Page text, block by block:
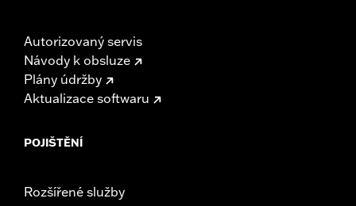
Autorizovaný servis
Návody k obsluze
Plány údržby
Aktualizace softwaru
POJIŠTĚNÍ
Rozšířené služby